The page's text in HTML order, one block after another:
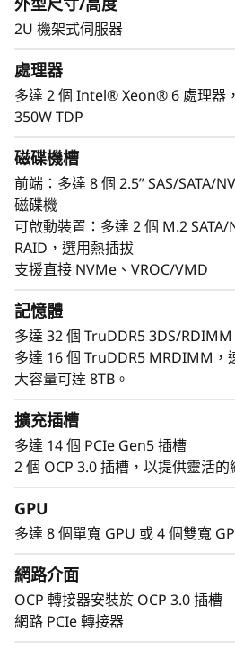
效能運算（HPC）。搭載
器，它提供卓越的 GPU 密度
支援最多 4 個雙寬 GPU 或 8
最多 8 個 E3.S NVMe 磁碟機
SR650a V4 為可擴充性與高
鬆處理最嚴苛的 GPU 工作
個 PCIe Gen5 插槽與 2 個
與倫比的 I/O 頻寬；同時
驅動管理與預測分析，能降低
效率。
Lenovo ThinkSystem
XClarity One，可在地端、代
構快速、安全地部署 AI 工作
2U 機架式伺服器
處理器
多達 2 個 Intel® Xeon® 6 處理器
350W TDP
磁碟機槽
前端：多達 8 個 2.5” SAS/SATA/
磁碟機
可啟動裝置：多達 2 個 M.2
RAID，選用熱插拔
支援直接 NVMe、VROC/VMD
記憶體
多達 32 個 TruDDR5 3DS/
多達 16 個 TruDDR5 MRDIMM，
大容量可達 8TB。
擴充插槽
多達 14 個 PCIe Gen5 插槽
2 個 OCP 3.0 插槽，以提供靈活的
GPU
多達 8 個單寬 GPU 或 4 個雙寬
網路介面
OCP 轉接器安裝於 OCP 3.0 插槽
網路 PCIe 轉接器